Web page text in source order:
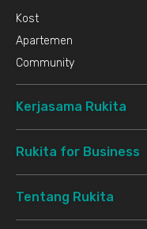
Kost
Apartemen
Community
Kerjasama Rukita
Rukita for Business
Tentang Rukita